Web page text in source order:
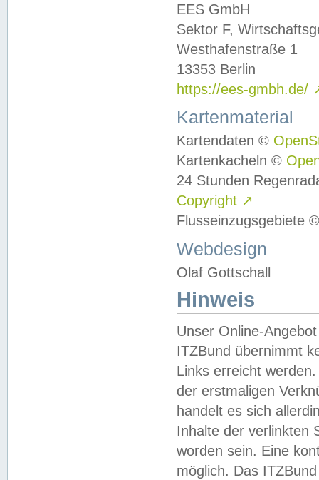
EES GmbH
Sektor F,
Westhafenstraße 1
13353 Berlin
https://ees-gmbh.de/
Kartenmaterial
Kartendaten ©
Kartenkacheln ©
24 Stunden
Copyright ↗
Flusseinzugsgebiete
Webdesign
Olaf Gottschall
Hinweis
Unser Online-
ITZBund übernimmt
Links erreicht
der erstmaligen
handelt es sich
Inhalte der verlinkten
worden sein. Eine
möglich. Das